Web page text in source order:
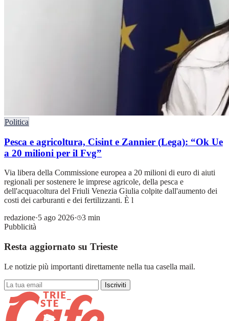
Politica
Pesca e agricoltura, Cisint e Zannier (Lega): “Ok Ue
a 20 milioni per il Fvg”
Via libera della Commissione europea a 20 milioni di euro di aiuti
regionali per sostenere le imprese agricole, della pesca e
dell'acquacoltura del Friuli Venezia Giulia colpite dall'aumento dei
costi dei carburanti e dei fertilizzanti. È l
redazione·5 ago 2026·
3 min
Pubblicità
Resta aggiornato su Trieste
Le notizie più importanti direttamente nella tua casella mail.
Iscriviti